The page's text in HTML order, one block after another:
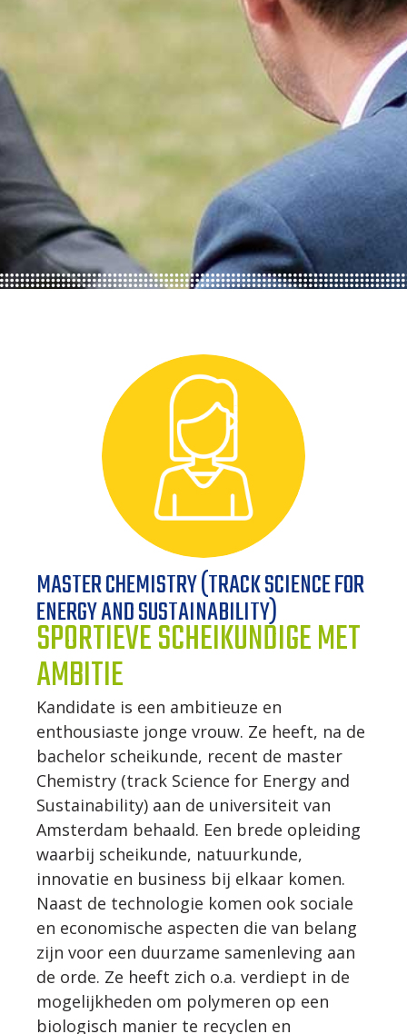
PROGRAMMA INHOUD
JOUW TOEKOMST
INSCHRIJVEN
ONZE TRAINEES
ORGANISATIES
UW VERHAAL
DE MEERWAARDE
KETENAANPAK
UW NETWERK
WERKWIJZE
UW PROJECT
CONTACT
MASTER CHEMISTRY (TRACK SCIENCE FOR
ENERGY AND SUSTAINABILITY)
SPORTIEVE SCHEIKUNDIGE MET
AMBITIE
Kandidate is een ambitieuze en
enthousiaste jonge vrouw. Ze heeft, na de
bachelor scheikunde, recent de master
Chemistry (track Science for Energy and
Sustainability) aan de universiteit van
Amsterdam behaald. Een brede opleiding
waarbij scheikunde, natuurkunde,
innovatie en business bij elkaar komen.
Naast de technologie komen ook sociale
en economische aspecten die van belang
zijn voor een duurzame samenleving aan
de orde. Ze heeft zich o.a. verdiept in de
mogelijkheden om polymeren op een
biologisch manier te recyclen en